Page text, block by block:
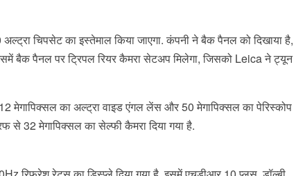
चिपसेट का इस्तेमाल किया जाएगा. कंपनी ने बैक पैनल को दिखाया है,
बैक पैनल पर ट्रिपल रियर कैमरा सेटअप मिलेगा, जिसको Leica ने ट्यून
मेगापिक्सल का अल्ट्रा वाइड एंगल लेंस और 50 मेगापिक्सल का पेरिस्कोप
32 मेगापिक्सल का सेल्फी कैमरा दिया गया है.